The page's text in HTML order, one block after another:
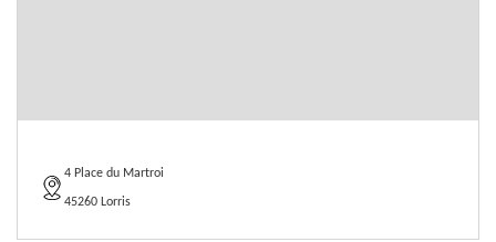
4 Place du Martroi
45260 Lorris